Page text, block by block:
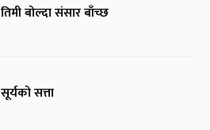
तिमी बोल्दा संसार बाँच्छ
सूर्यको सत्ता